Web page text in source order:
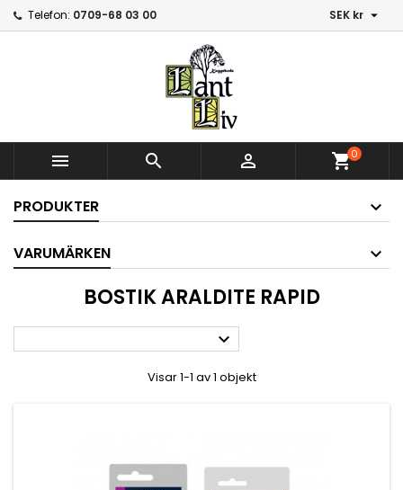
Telefon: 0709-68 03 00 SEK kr 
   shopping_cart0
PRODUKTER
VARUMÄRKEN
BOSTIK ARALDITE RAPID

Visar 1-1 av 1 objekt